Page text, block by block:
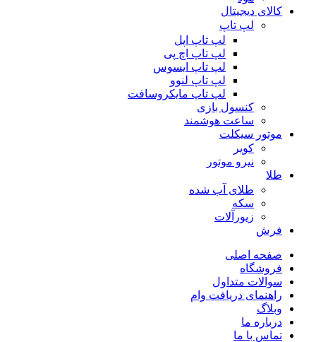
کالای دیجیتال
لپ تاپ
لپ تاپ اپل
لپ تاپ اچ پی
لپ تاپ ایسوس
لپ تاپ لنوو
لپ تاپ مایکروسافت
کنسول بازی
ساعت هوشمند
موتور سیکلت
کویر
نیرو موتور
طلا
طلای آب شده
سکه
زیورآلات
فرش
صفحه اصلی
فروشگاه
سوالات متداول
راهنمای دریافت وام
وبلاگ
درباره ما
تماس با ما